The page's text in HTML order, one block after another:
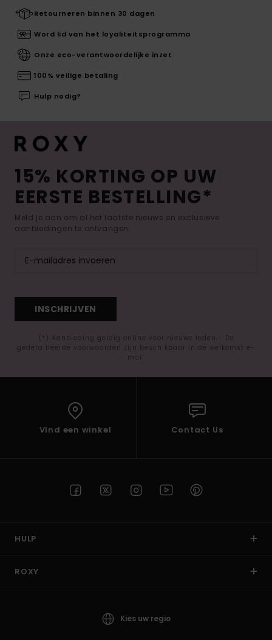
Retourneren binnen 30 dagen
Word lid van het loyaliteitsprogramma
Onze eco-verantwoordelijke inzet
100% veilige betaling
Hulp nodig?
15% KORTING OP UW
EERSTE BESTELLING*
Meld je aan om al het laatste nieuws en exclusieve
aanbiedingen te ontvangen.
INSCHRIJVEN
(*) Aanbieding geldig online voor nieuwe leden - De
gedetailleerde voorwaarden zijn beschikbaar in de welkomst e-
mail
Vind een winkel Contact Us
HULP
ROXY
Kies uw regio